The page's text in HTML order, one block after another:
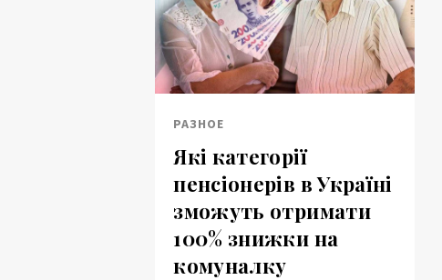
РАЗНОЕ
Які категорії
пенсіонерів в Україні
зможуть отримати
100% знижки на
комуналку